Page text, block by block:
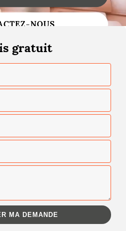
de toiture
de toiture
NOUS
gratuit